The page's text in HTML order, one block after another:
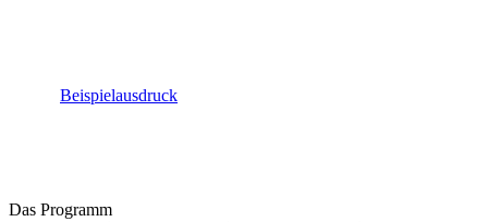
Beispielausdruck
Das Programm